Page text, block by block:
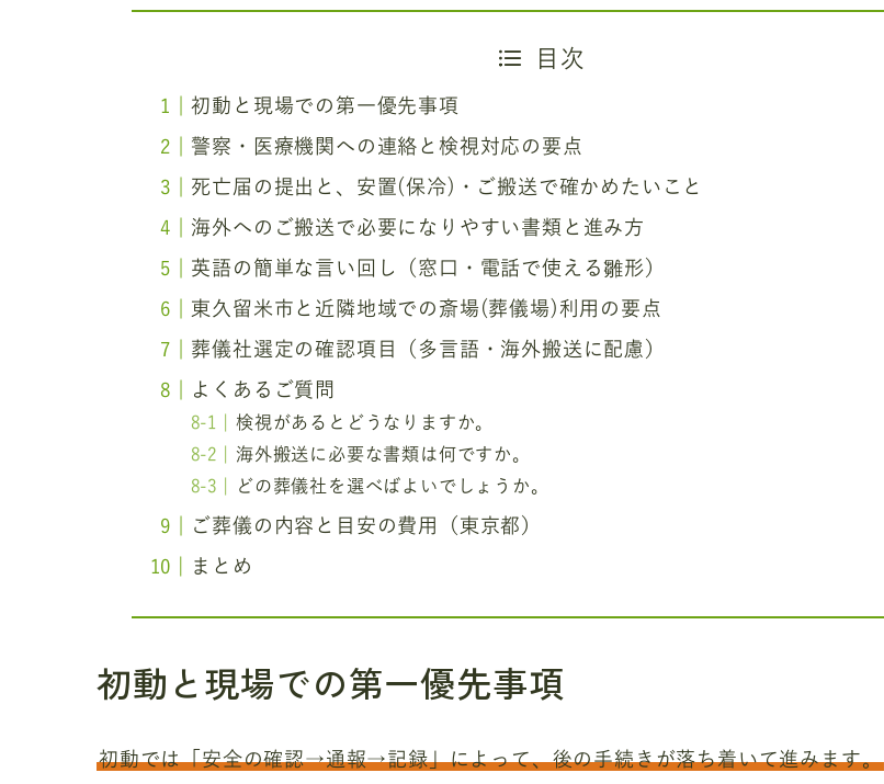
目次
初動と現場での第一優先事項
警察・医療機関への連絡と検視対応の要点
死亡届の提出と、安置(保冷)・ご搬送で確かめたいこと
海外へのご搬送で必要になりやすい書類と進み方
英語の簡単な言い回し（窓口・電話で使える雛形）
東久留米市と近隣地域での斎場(葬儀場)利用の要点
葬儀社選定の確認項目（多言語・海外搬送に配慮）
よくあるご質問
検視があるとどうなりますか。
海外搬送に必要な書類は何ですか。
どの葬儀社を選べばよいでしょうか。
ご葬儀の内容と目安の費用（東京都）
まとめ
初動と現場での第一優先事項
初動では「安全の確認→通報→記録」によって、後の手続きが落ち着いて進みます。